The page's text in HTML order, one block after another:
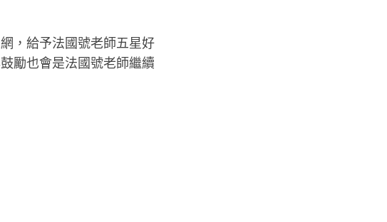
，給予法國號老師五星好
勵也會是法國號老師繼續